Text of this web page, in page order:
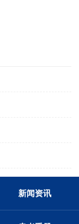
新闻资讯